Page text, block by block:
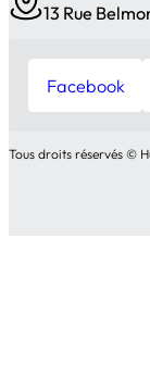
13 Rue
Facebook
Tous droits réservés ©